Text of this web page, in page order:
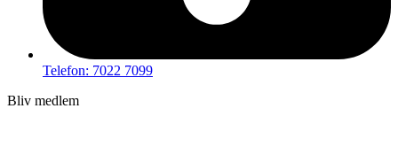
Telefon: 7022 7099
Bliv medlem